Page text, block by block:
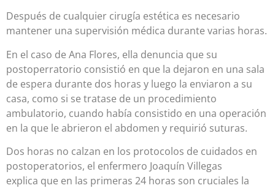
Después de cualquier cirugía estética es necesario
mantener una supervisión médica durante varias horas.
En el caso de Ana Flores, ella denuncia que su
postoperratorio consistió en que la dejaron en una sala
de espera durante dos horas y luego la enviaron a su
casa, como si se tratase de un procedimiento
ambulatorio, cuando había consistido en una operación
en la que le abrieron el abdomen y requirió suturas.
Dos horas no calzan en los protocolos de cuidados en
postoperatorios, el enfermero Joaquín Villegas
explica que en las primeras 24 horas son cruciales la